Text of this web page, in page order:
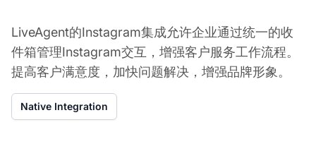
LiveAgent的Instagram集成允许企业通过统一的收
件箱管理Instagram交互，增强客户服务工作流程。
提高客户满意度，加快问题解决，增强品牌形象。
Native Integration